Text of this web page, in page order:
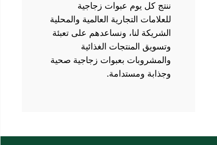
كل يوم عبوات زجاجية
التجارية العالمية والمحلية
لنا، ونساعدهم على تعبئة
المنتجات الغذائية
بعبوات زجاجية صحية
ومستدامة.